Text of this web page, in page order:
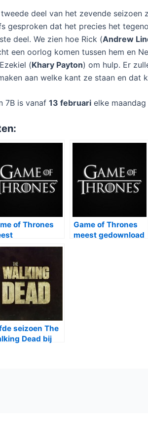
deel van het zevende seizoen
gesproken dat het precies het
deel. We zien hoe Rick (Andrew
een oorlog komen tussen hem en
(Khary Payton) om hulp. Er
aan welke kant ze staan en dat
7B is vanaf 13 februari elke maandag
of Thrones
serie
Game of Thrones
meest gedownload
seizoen The
Dead bij